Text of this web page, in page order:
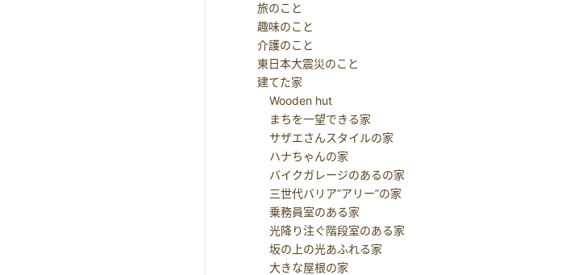
旅のこと
趣味のこと
介護のこと
東日本大震災のこと
建てた家
Wooden hut
まちを一望できる家
サザエさんスタイルの家
ハナちゃんの家
バイクガレージのあるの家
三世代バリア”アリー”の家
乗務員室のある家
光降り注ぐ階段室のある家
坂の上の光あふれる家
大きな屋根の家